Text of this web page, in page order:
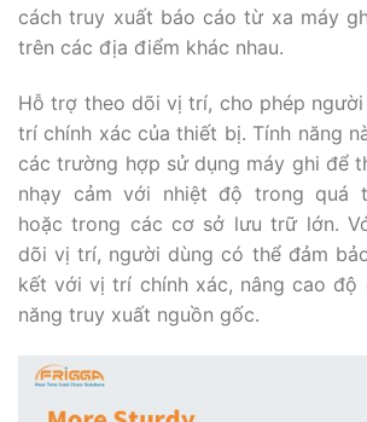
cách truy xuất báo cáo từ xa máy
trên các địa điểm khác nhau.
Hỗ trợ theo dõi vị trí, cho phép
trí chính xác của thiết bị. Tính năng
các trường hợp sử dụng máy ghi để
nhạy cảm với nhiệt độ trong quá
hoặc trong các cơ sở lưu trữ lớn.
dõi vị trí, người dùng có thể đảm
kết với vị trí chính xác, nâng cao độ
năng truy xuất nguồn gốc.